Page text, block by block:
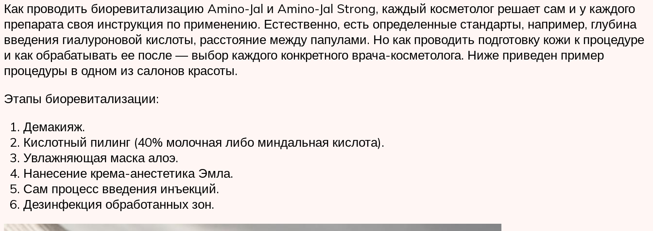
Как проводить биоревитализацию Amino-Jal и Amino-Jal Strong, каждый косметолог решает сам и у каждого
препарата своя инструкция по применению. Естественно, есть определенные стандарты, например, глубина
введения гиалуроновой кислоты, расстояние между папулами. Но как проводить подготовку кожи к процедуре
и как обрабатывать ее после — выбор каждого конкретного врача-косметолога. Ниже приведен пример
процедуры в одном из салонов красоты.
Этапы биоревитализации:
Демакияж.
Кислотный пилинг (40% молочная либо миндальная кислота).
Увлажняющая маска алоэ.
Нанесение крема-анестетика Эмла.
Сам процесс введения инъекций.
Дезинфекция обработанных зон.